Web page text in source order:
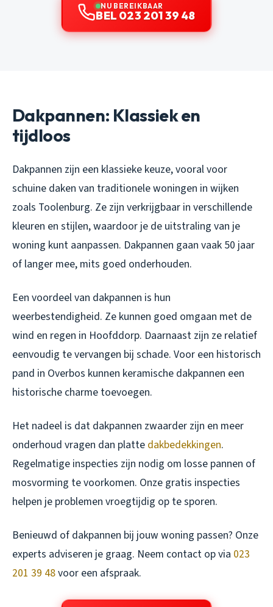
NU BEREIKBAAR
BEL 023 201 39 48
Dakpannen: Klassiek en
tijdloos
Dakpannen zijn een klassieke keuze, vooral voor
schuine daken van traditionele woningen in wijken
zoals Toolenburg. Ze zijn verkrijgbaar in verschillende
kleuren en stijlen, waardoor je de uitstraling van je
woning kunt aanpassen. Dakpannen gaan vaak 50 jaar
of langer mee, mits goed onderhouden.
Een voordeel van dakpannen is hun
weerbestendigheid. Ze kunnen goed omgaan met de
wind en regen in Hoofddorp. Daarnaast zijn ze relatief
eenvoudig te vervangen bij schade. Voor een historisch
pand in Overbos kunnen keramische dakpannen een
historische charme toevoegen.
Het nadeel is dat dakpannen zwaarder zijn en meer
onderhoud vragen dan platte dakbedekkingen.
Regelmatige inspecties zijn nodig om losse pannen of
mosvorming te voorkomen. Onze gratis inspecties
helpen je problemen vroegtijdig op te sporen.
Benieuwd of dakpannen bij jouw woning passen? Onze
experts adviseren je graag. Neem contact op via 023
201 39 48voor een afspraak.